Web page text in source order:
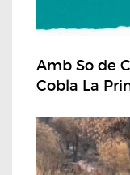
Amb So de
Cobla La